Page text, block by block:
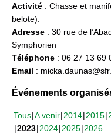
Activité : Chasse et
belote).
Adresse : 30 rue de
Symphorien
Téléphone : 06 27 13 69
Email :
Événements
Tous A venir 2014 2015
2023 2024 2025 2026